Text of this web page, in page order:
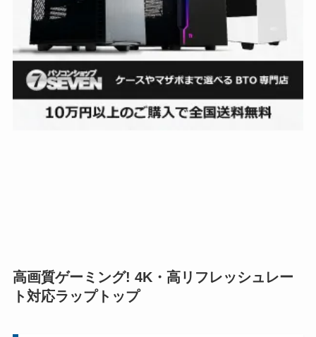
高画質ゲーミング! 4K・高リフレッシュレー
ト対応ラップトップ